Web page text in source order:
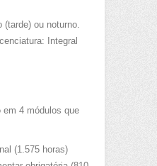
ou noturno.
Integral
em 4 módulos que
(1.575 horas)